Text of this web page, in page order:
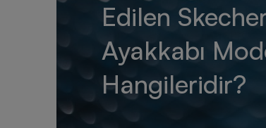
Edilen
Ayakkabı
Hangileridir?